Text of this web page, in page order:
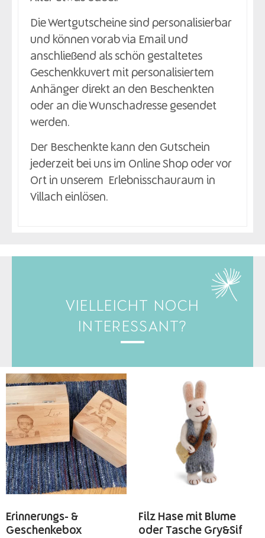
Die Wertgutscheine sind personalisierbar
und können vorab via Email und
anschließend als schön gestaltetes
Geschenkkuvert mit personalisiertem
Anhänger direkt an den Beschenkten
oder an die Wunschadresse gesendet
werden.
Der Beschenkte kann den Gutschein
jederzeit bei uns im Online Shop oder vor
Ort in unserem Erlebnisschauraum in
Villach einlösen.
VIELLEICHT NOCH
INTERESSANT?
Erinnerungs- &
Geschenkebox
Filz Hase mit Blume
oder Tasche Gry&Sif